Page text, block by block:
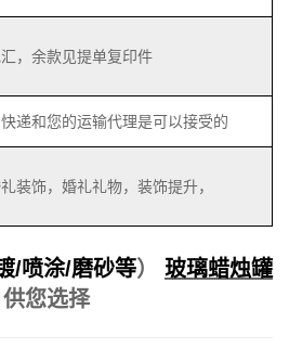
，余款见提单复印件
递和您的运输代理是可以接受的
装饰，婚礼礼物，装饰提升，
/喷涂/磨砂等） 玻璃蜡烛罐
供您选择